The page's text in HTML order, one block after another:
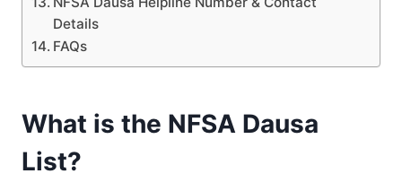
Details
FAQs
What is the NFSA Dausa
List?